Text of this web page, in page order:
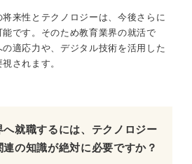
来性とテクノロジーは、今後さらに
です。そのため教育業界の就活で
適応力や、デジタル技術を活用した
されます。
へ就職するには、テクノロジー
の知識が絶対に必要ですか？